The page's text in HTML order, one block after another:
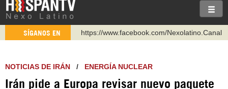
SÍGANOS EN
https://www.facebook.com/Nexolatino.Canal
http://twitter.com/nexo_latino
https://t.me/hispantvcanal
NOTICIAS DE IRÁN / ENERGÍA NUCLEAR
Irán pide a Europa revisar nuevo paquete